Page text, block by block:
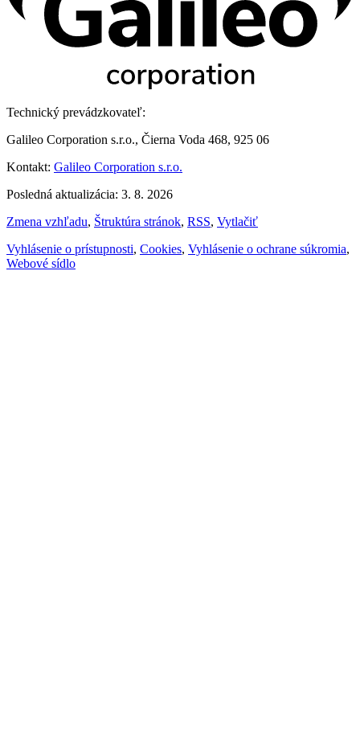
Technický prevádzkovateľ:
Galileo Corporation s.r.o., Čierna Voda 468, 925 06
Kontakt: Galileo Corporation s.r.o.
Posledná aktualizácia: 3. 8. 2026
Zmena vzhľadu, Štruktúra stránok, RSS, Vytlačiť
Vyhlásenie o prístupnosti, Cookies, Vyhlásenie o ochrane súkromia,
Webové sídlo